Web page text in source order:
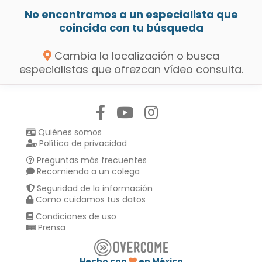
No encontramos a un especialista que
coincida con tu búsqueda
Cambia la localización o busca
especialistas que ofrezcan vídeo consulta.
Quiénes somos
Política de privacidad
Preguntas más frecuentes
Recomienda a un colega
Seguridad de la información
Como cuidamos tus datos
Condiciones de uso
Prensa